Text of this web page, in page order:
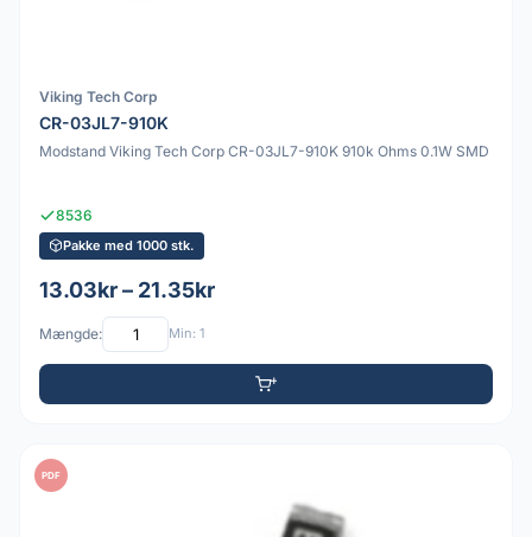
Viking Tech Corp
CR-03JL7-910K
Modstand Viking Tech Corp CR-03JL7-910K 910k Ohms 0.1W SMD
8536
Pakke med 1000 stk.
13.03kr – 21.35kr
Mængde: Min: 1
PDF